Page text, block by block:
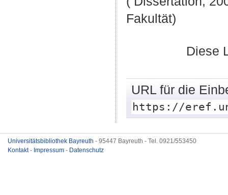
Fakultät)
Diese
URL für die
https://
Universitätsbibliothek Bayreuth - 95447 Bayreuth - Tel. 0921/553450
Kontakt- Impressum - Datenschutz